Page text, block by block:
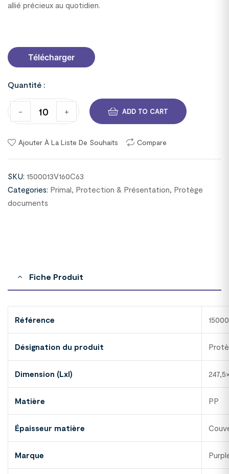
allié précieux au quotidien.
Télécharger
Quantité :
- + ADD TO CART
Ajouter À La Liste De Souhaits Compare
SKU: 1500013V160C63
Categories: Primal, Protection & Présentation, Protège
documents
Fiche Produit
Référence
Désignation du produit
Dimension (Lxl)
Matière PP
Épaisseur matière
Marque